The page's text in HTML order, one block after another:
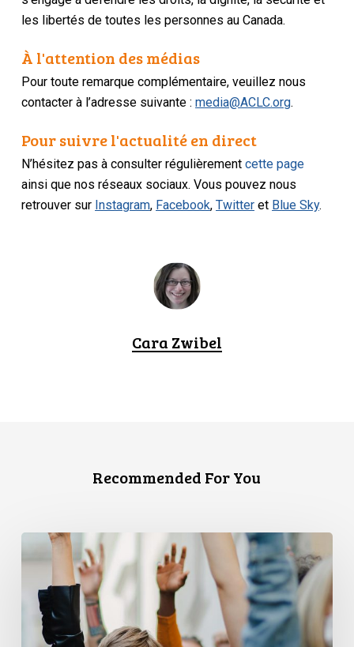
les libertés de toutes les personnes au Canada.
À l'attention des médias
Pour toute remarque complémentaire, veuillez nous
contacter à l’adresse suivante :media@ACLC.org.
Pour suivre l'actualité en direct
N’hésitez pas à consulter régulièrementcette page
ainsi que nos réseaux sociaux. Vous pouvez nous
retrouver sur Instagram, Facebook,Twitter et Blue Sky.
Cara Zwibel
Recommended For You
L’ACLC
et
PPMP
publient